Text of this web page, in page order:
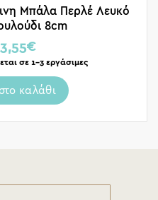
Μπάλα Περλέ Λευκό
8cm
3,55€
σε 1-3 εργάσιμες
καλάθι